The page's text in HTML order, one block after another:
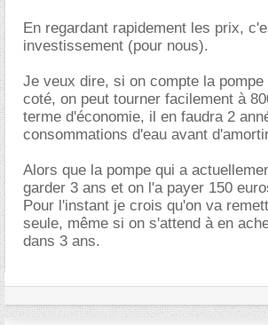
En regardant rapidement les prix,
investissement (pour nous).
Je veux dire, si on compte la
coté, on peut tourner facilement à
terme d'économie, il en faudra 2
consommations d'eau avant
Alors que la pompe qui a
garder 3 ans et on l'a payer 150
Pour l'instant je crois qu'on va
seule, même si on s'attend à en
dans 3 ans.